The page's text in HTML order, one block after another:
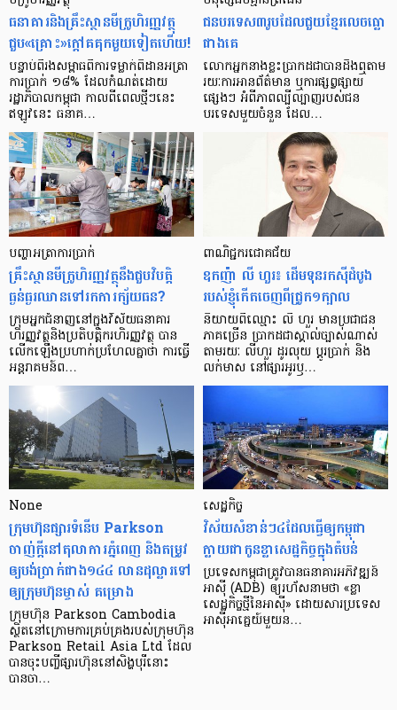
ធនាគារ​និង​គ្រឹះស្ថាន​មីក្រូ​ហិរញ្ញវត្ថុ​
ជួប«គ្រោះ»ក្តៅ​គគុក​មួយ​ទៀត​ហើយ!
បន្ទាប់​ពី​រង​សម្ពាធ​​ពី​ការ​ទម្លាក់​ពិដាន​អត្រា​
ការ​ប្រាក់ ១៨​% ដែល​កំណត់​ដោយ​
រដ្ឋាភិបាល​កម្ពុជា កាល​ពី​ពេល​ថ្មីៗ​នេះ
ឥឡូវ​នេះ ធនាគ…
ជន​បរទេស​៣​រូប​ដែល​ជួយ​ខ្មែរ​លេច​ធ្លោ​
ជាង​គេ
លោកអ្នក​នាង​ខ្លះ​ប្រាកដ​ជា​បាន​​ដឹង​ឮ​តាម​
រយៈ​ការ​អាន​ព័ត៌មាន ឬ​ការ​ផ្សព្វផ្សាយ​
ផ្សេងៗ អំពី​ភាព​ល្បីល្បាញ​របស់​ជន​
បរទេស​មួយ​ចំនួន ដែល…
បញ្ហា​អត្រា​ការប្រាក់
គ្រឹះស្ថាន​មីក្រូ​ហិរញ្ញវត្ថុ​នឹង​ជួប​វិបត្តិ​
ធ្ងន់ធ្ងរ​ឈាន​ទៅ​រក​ការ​ក្ស័យធន?
ក្រុម​អ្នក​ជំនាញ​នៅ​ក្នុង​វិស័យ​ធនាគារ
ហិរញ្ញវត្ថុ​និង​ប្រតិបត្តិករ​ហិរញ្ញ​វត្ថុ បាន​​
លើក​ឡើង​ប្រហាក់​ប្រហែល​គ្នា​ថា ការ​ធ្វើ​
អន្តរាគមន៍​ព…
ពាណិជ្ជករជោគជ័យ
ឧកញ៉ា លី ហួរ៖ ដើមទុនរកស៊ីដំបូង
របស់ខ្ញុំកើតចេញពីជ្រូក១ក្បាល
និយាយ​ពី​ឈ្មោះ លី ហួរ មាន​ប្រជាជន​
ភាគ​ច្រើន ប្រាកដ​ជា​ស្គាល់​ច្បាស់​ណាស់
តាមរយៈ លីហួរ ដូរ​លុយ ប្តូរ​បា្រក់ និង​
លក់​មាស នៅ​ផ្សារ​អូរ​ឫ…
None
ក្រុមហ៊ុនផ្សារទំនើប Parkson
ចាញ់ក្ដីនៅតុលាការភ្នំពេញ និងតម្រូវ
ឲ្យបង់ប្រាក់ជាង១៤៤ លានដុល្លារទៅ
ឲ្យក្រុមហ៊ុនម្ចាស់ គម្រោង
ក្រុមហ៊ុន Parkson Cambodia
ស្ថិតនៅក្រោមការគ្រប់គ្រងរបស់ក្រុមហ៊ុន
Parkson Retail Asia Ltd ដែល
បានចុះបញ្ចីផ្សារហ៊ុននៅសិង្ហបុរីនោះ
បានចា…
សេដ្ឋកិច្ច​
វិស័យ​សំខាន់ៗ​៤​ដែល​ធ្វើ​ឲ្យ​កម្ពុជា​
ក្លាយ​ជា​កូន​ខ្លា​សេដ្ឋកិច្ច​ក្នុង​តំបន់
ប្រទេស​កម្ពុជា​ត្រូវ​បាន​ធនាគារ​អភិវឌ្ឍន៍​
អាស៊ី (ADB) ឲ្យ​រហ័ស​នាមថា «ខ្លា​
សេដ្ឋកិច្ច​ថ្មី​នៃ​អាស៊ី» ដោយសារ​ប្រទេស​
អាស៊ី​អាគ្នេយ៍​មួយ​ន…